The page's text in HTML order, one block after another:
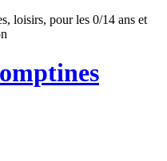
loisirs, pour les 0/14 ans et